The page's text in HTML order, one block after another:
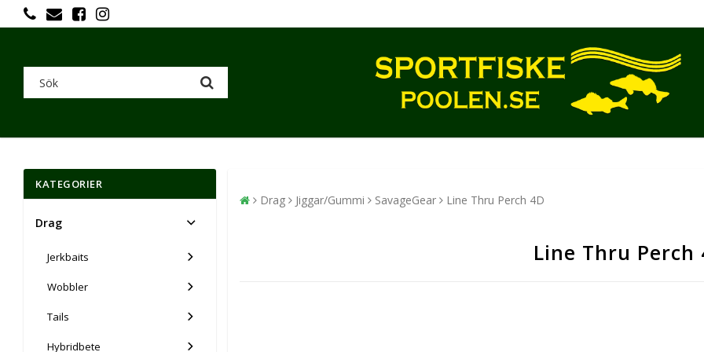
KATEGORIER
Drag
Jerkbaits
Wobbler
Tails
Hybridbete
Drag Jiggar/Gummi SavageGear Line Thru Perch 4D
Line Thru Perch